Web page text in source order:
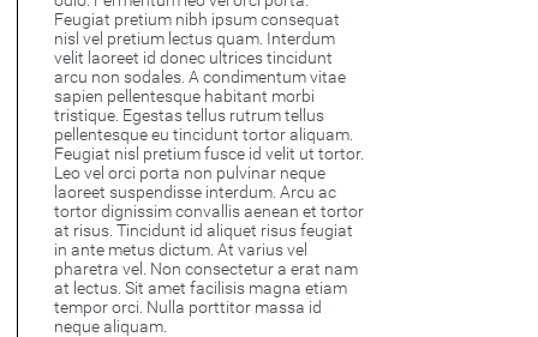
Feugiat pretium nibh ipsum consequat
nisl vel pretium lectus quam. Interdum
velit laoreet id donec ultrices tincidunt
arcu non sodales. A condimentum vitae
sapien pellentesque habitant morbi
tristique. Egestas tellus rutrum tellus
pellentesque eu tincidunt tortor aliquam.
Feugiat nisl pretium fusce id velit ut tortor.
Leo vel orci porta non pulvinar neque
laoreet suspendisse interdum. Arcu ac
tortor dignissim convallis aenean et tortor
at risus. Tincidunt id aliquet risus feugiat
in ante metus dictum. At varius vel
pharetra vel. Non consectetur a erat nam
at lectus. Sit amet facilisis magna etiam
tempor orci. Nulla porttitor massa id
neque aliquam.